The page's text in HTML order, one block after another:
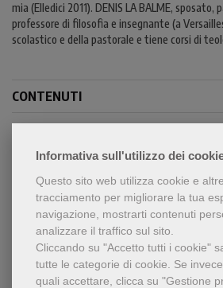
Informativa sull'utilizzo dei
Questo sito web utilizza cookie e
tracciamento per migliorare la tua
navigazione, mostrarti contenuti
analizzare il traffico sul sito.
Cliccando su "Accetto tutti i cookie"
tutte le categorie di cookie. Se
quali accettare, clicca su "Gestione
mia (Elledici 2011). DENIS LA BALME, sposato,
professore di filosofia e insegnante (a
scolastico e della pastorale e tiene corsi di
CONTENUTI
Condividi